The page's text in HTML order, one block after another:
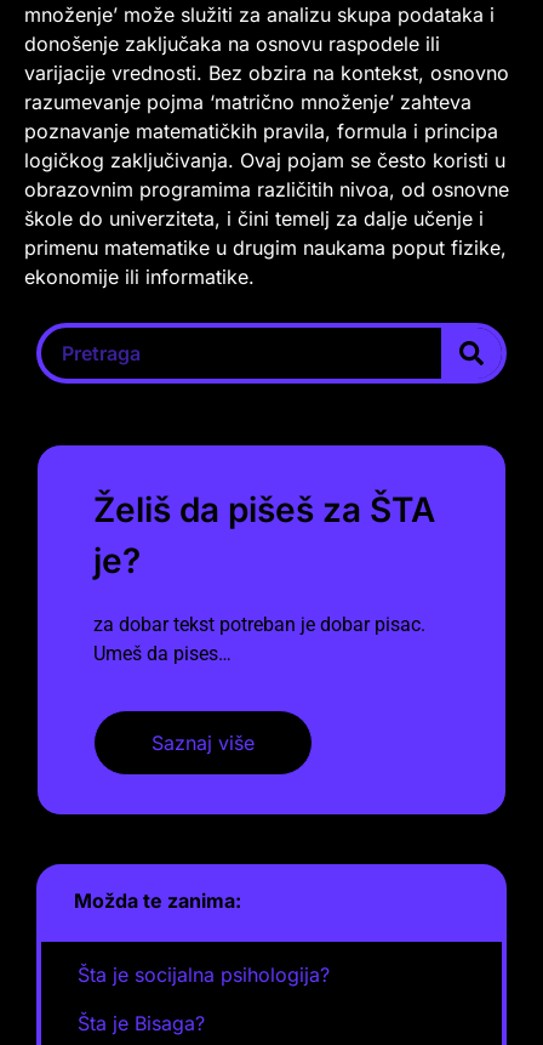
množenje’ može služiti za analizu skupa podataka i
donošenje zaključaka na osnovu raspodele ili
varijacije vrednosti. Bez obzira na kontekst, osnovno
razumevanje pojma ‘matrično množenje’ zahteva
poznavanje matematičkih pravila, formula i principa
logičkog zaključivanja. Ovaj pojam se često koristi u
obrazovnim programima različitih nivoa, od osnovne
škole do univerziteta, i čini temelj za dalje učenje i
primenu matematike u drugim naukama poput fizike,
ekonomije ili informatike.
Želiš da pišeš za ŠTA
je?
za dobar tekst potreban je dobar pisac.
Umeš da pises…
Saznaj više
Možda te zanima:
Šta je socijalna psihologija?
Šta je Bisaga?